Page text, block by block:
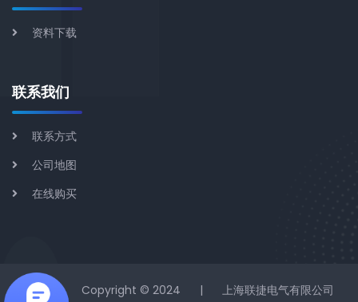
资料下载
联系我们
联系方式
公司地图
在线购买
| Copyright © 2024 | 上海联捷电气有限公司